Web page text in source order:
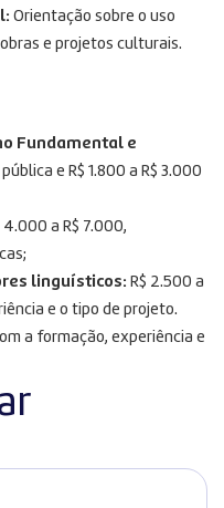
Orientação sobre o uso
e projetos culturais.
Fundamental e
e R$ 1.800 a R$ 3.000
4.000 a R$ 7.000,
linguísticos: R$ 2.500 a
e o tipo de projeto.
a formação, experiência e